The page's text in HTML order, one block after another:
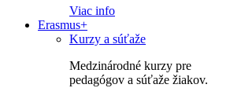
Viac info
Erasmus+
Kurzy a súťaže
Medzinárodné kurzy pre
pedagógov a súťaže žiakov.